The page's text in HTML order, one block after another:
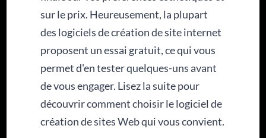
sur le prix. Heureusement, la plupart
des logiciels de création de site internet
proposent un essai gratuit, ce qui vous
permet d'en tester quelques-uns avant
de vous engager. Lisez la suite pour
découvrir comment choisir le logiciel de
création de sites Web qui vous convient.